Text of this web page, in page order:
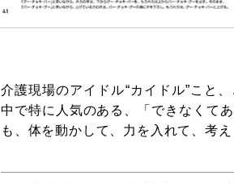
介護現場のアイドル“カイドル”こと
中で特に人気のある、「できなくて
も、体を動かして、力を入れて、考